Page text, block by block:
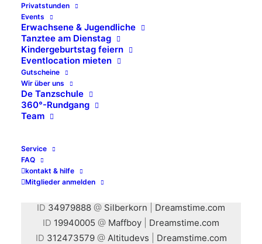
Privatstunden
Events
Erwachsene & Jugendliche
Tanztee am Dienstag
Kindergeburtstag feiern
Eventlocation mieten
Gutscheine
Wir über uns
De Tanzschule
360°-Rundgang
Team
Service
FAQ
kontakt & hilfe
Mitglieder anmelden
HRB 203828
Technische Umsetzung:
Shutterstock, Fotolia, Dreamstime, AdobeStock,
Ergänzender Bildnachweis
ID 34979888 @ Silberkorn
Dreamstime.com
ID 19940005 @ Maffboy
Dreamstime.com
ID 312473579@ Altitudevs
Dreamstime.com